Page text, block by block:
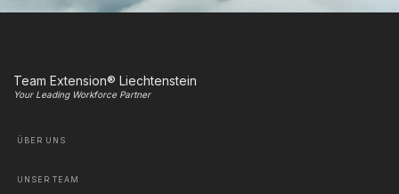
Team Extension® Liechtenstein
Your Leading Workforce Partner
ÜBER UNS
UNSER TEAM